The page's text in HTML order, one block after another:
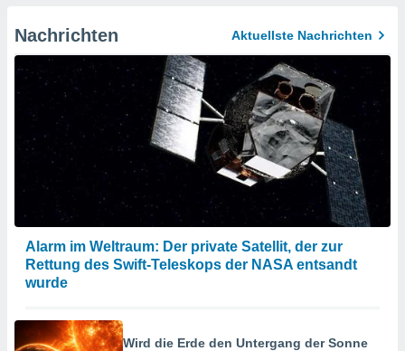
Nachrichten Aktuellste Nachrichten
Alarm im Weltraum: Der private Satellit, der zur
Rettung des Swift-Teleskops der NASA entsandt
wurde
Wird die Erde den Untergang der Sonne